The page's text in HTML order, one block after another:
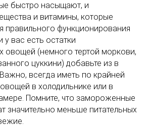
быстро насыщают, и
и витамины, которые
правильного функционирования
у вас есть остатки
овощей (немного тертой моркови,
цуккини) добавьте из в
Важно, всегда иметь по крайней
в холодильнике или в
Помните, что замороженные
значительно меньше питательных